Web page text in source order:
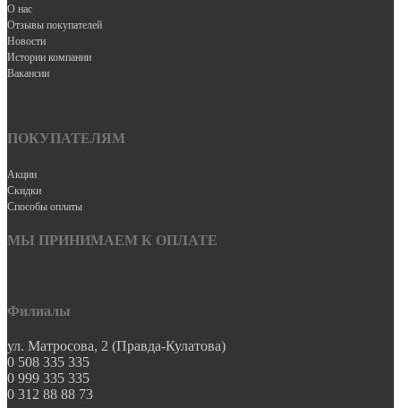
О нас
Отзывы покупателей
Новости
Истории компании
Вакансии
ПОКУПАТЕЛЯМ
Акции
Скидки
Способы оплаты
МЫ ПРИНИМАЕМ К ОПЛАТЕ
Филиалы
ул. Матросова, 2 (Правда-Кулатова)
0 508 335 335
0 999 335 335
0 312 88 88 73